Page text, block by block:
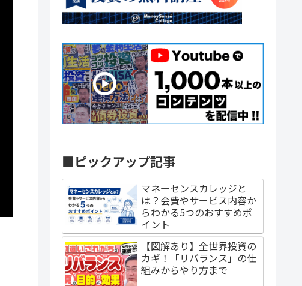
■ピックアップ記事
マネーセンスカレッジと
は？会費やサービス内容か
らわかる5つのおすすめポ
イント
【図解あり】全世界投資の
カギ！「リバランス」の仕
組みからやり方まで